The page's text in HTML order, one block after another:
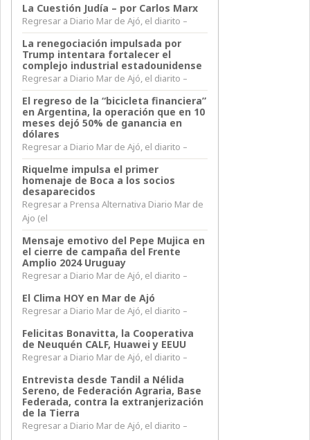
La Cuestión Judía – por Carlos Marx
Regresar a Diario Mar de Ajó, el diarito –
La renegociación impulsada por
Trump intentara fortalecer el
complejo industrial estadounidense
Regresar a Diario Mar de Ajó, el diarito –
El regreso de la “bicicleta financiera”
en Argentina, la operación que en 10
meses dejó 50% de ganancia en
dólares
Regresar a Diario Mar de Ajó, el diarito –
Riquelme impulsa el primer
homenaje de Boca a los socios
desaparecidos
Regresar a Prensa Alternativa Diario Mar de
Ajo (el
Mensaje emotivo del Pepe Mujica en
el cierre de campaña del Frente
Amplio 2024 Uruguay
Regresar a Diario Mar de Ajó, el diarito –
El Clima HOY en Mar de Ajó
Regresar a Diario Mar de Ajó, el diarito –
Felicitas Bonavitta, la Cooperativa
de Neuquén CALF, Huawei y EEUU
Regresar a Diario Mar de Ajó, el diarito –
Entrevista desde Tandil a Nélida
Sereno, de Federación Agraria, Base
Federada, contra la extranjerización
de la Tierra
Regresar a Diario Mar de Ajó, el diarito –